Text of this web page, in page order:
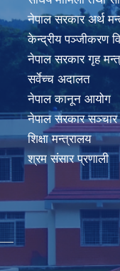
नेपाल सरकार अर्थ
केन्द्रीय पञ्जीकरण
नेपाल सरकार गृह
सर्वेच्च अदालत
नेपाल कानून आयोग
नेपाल सरकार सञ्चार
शिक्षा मन्त्रालय
श्रम संसार प्रणाली